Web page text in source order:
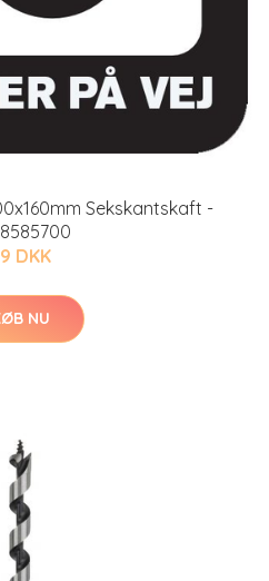
Sekskantskaft -
DKK
NU